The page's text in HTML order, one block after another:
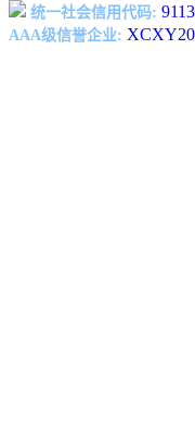
统一社会信用代码:
AAA级信誉企业: